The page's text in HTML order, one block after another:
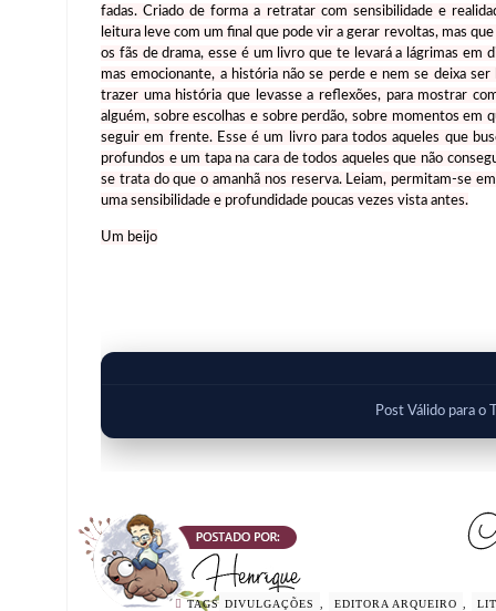
fadas. Criado de forma a retratar com sensibilidade e
leitura leve com um final que pode vir a gerar revoltas, mas
os fãs de drama, esse é um livro que te levará a lágrimas
mas emocionante, a história não se perde e nem se deixa
trazer uma história que levasse a reflexões, para mostrar
alguém, sobre escolhas e sobre perdão, sobre momentos em
seguir em frente. Esse é um livro para todos aqueles que
profundos e um tapa na cara de todos aqueles que não
se trata do que o amanhã nos reserva. Leiam, permitam-se
uma sensibilidade e profundidade poucas vezes vista antes.
Um beijo
Post Válido para o
TAGS DIVULGAÇÕES EDITORA ARQUEIRO